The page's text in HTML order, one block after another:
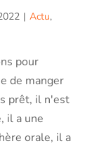
| Actu,
pour
de manger
prêt, il n'est
il a une
orale, il a